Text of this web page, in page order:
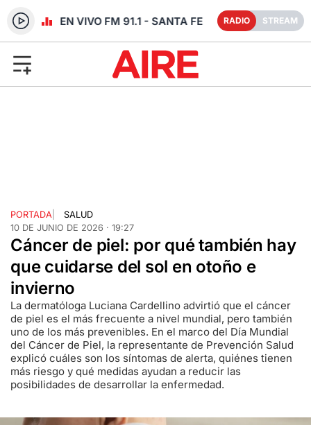
RADIO EN VIVO FM 91.1 - SANTA FE RADIO STREAM
PORTADA
SALUD
10 DE JUNIO DE 2026 · 19:27
Cáncer de piel: por qué también hay
que cuidarse del sol en otoño e
invierno
La dermatóloga Luciana Cardellino advirtió que el cáncer
de piel es el más frecuente a nivel mundial, pero también
uno de los más prevenibles. En el marco del Día Mundial
del Cáncer de Piel, la representante de Prevención Salud
explicó cuáles son los síntomas de alerta, quiénes tienen
más riesgo y qué medidas ayudan a reducir las
posibilidades de desarrollar la enfermedad.